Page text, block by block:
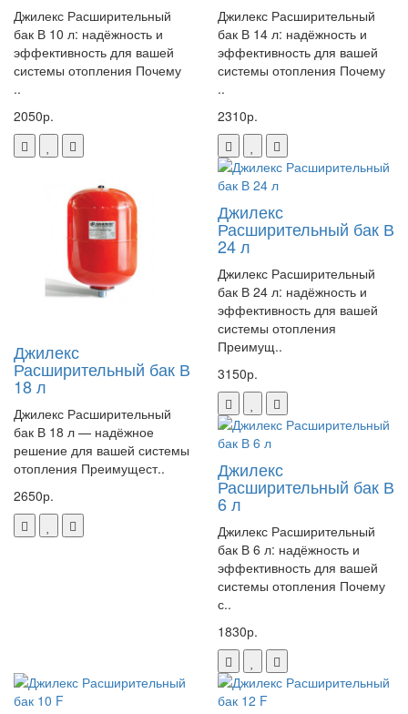
Джилекс Расширительный
бак В 10 л: надёжность и
эффективность для вашей
системы отопления Почему
..
2050р.
Джилекс Расширительный
бак В 14 л: надёжность и
эффективность для вашей
системы отопления Почему
..
2310р.
Джилекс
Расширительный бак В
18 л
Джилекс Расширительный
бак В 18 л — надёжное
решение для вашей системы
отопления Преимущест..
2650р.
Джилекс
Расширительный бак В
24 л
Джилекс Расширительный
бак В 24 л: надёжность и
эффективность для вашей
системы отопления
Преимущ..
3150р.
Джилекс
Расширительный бак В
6 л
Джилекс Расширительный
бак В 6 л: надёжность и
эффективность для вашей
системы отопления Почему
с..
1830р.